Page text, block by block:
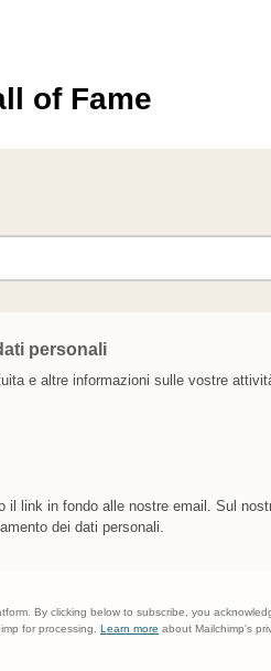
of Fame
personali
e altre informazioni sulle vostre
il link in fondo alle nostre email. Sul
dei dati personali.
By clicking below to subscribe, you
for processing. Learn more about Mailchimp's